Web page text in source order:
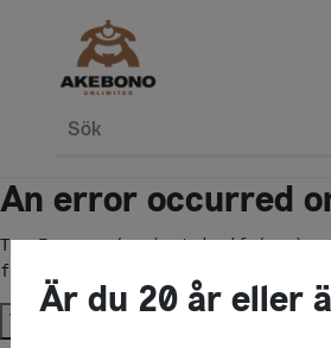
Sök
An error occurred
TypeError:
function
Try againÄr du 20 år eller